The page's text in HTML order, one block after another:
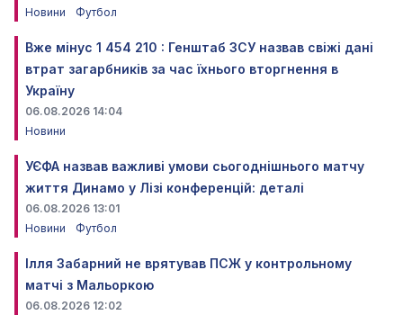
Новини
Футбол
Вже мінус 1 454 210 : Генштаб ЗСУ назвав свіжі дані
втрат загарбників за час їхнього вторгнення в
Україну
06.08.2026 14:04
Новини
УЄФА назвав важливі умови сьогоднішнього матчу
життя Динамо у Лізі конференцій: деталі
06.08.2026 13:01
Новини
Футбол
Ілля Забарний не врятував ПСЖ у контрольному
матчі з Мальоркою
06.08.2026 12:02